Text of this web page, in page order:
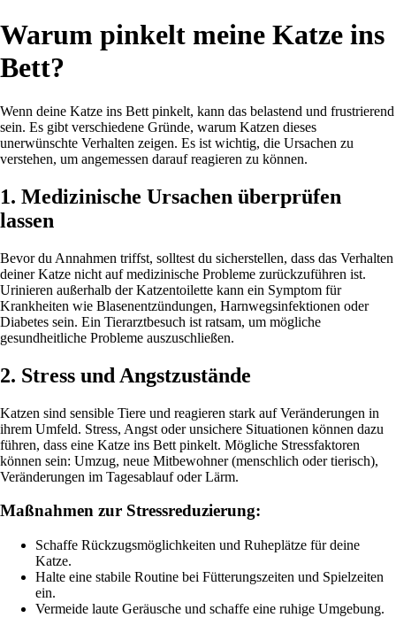
Warum pinkelt meine Katze ins
Bett?
Wenn deine Katze ins Bett pinkelt, kann das belastend und frustrierend
sein. Es gibt verschiedene Gründe, warum Katzen dieses
unerwünschte Verhalten zeigen. Es ist wichtig, die Ursachen zu
verstehen, um angemessen darauf reagieren zu können.
1. Medizinische Ursachen überprüfen
lassen
Bevor du Annahmen triffst, solltest du sicherstellen, dass das Verhalten
deiner Katze nicht auf medizinische Probleme zurückzuführen ist.
Urinieren außerhalb der Katzentoilette kann ein Symptom für
Krankheiten wie Blasenentzündungen, Harnwegsinfektionen oder
Diabetes sein. Ein Tierarztbesuch ist ratsam, um mögliche
gesundheitliche Probleme auszuschließen.
2. Stress und Angstzustände
Katzen sind sensible Tiere und reagieren stark auf Veränderungen in
ihrem Umfeld. Stress, Angst oder unsichere Situationen können dazu
führen, dass eine Katze ins Bett pinkelt. Mögliche Stressfaktoren
können sein: Umzug, neue Mitbewohner (menschlich oder tierisch),
Veränderungen im Tagesablauf oder Lärm.
Maßnahmen zur Stressreduzierung:
Schaffe Rückzugsmöglichkeiten und Ruheplätze für deine
Katze.
Halte eine stabile Routine bei Fütterungszeiten und Spielzeiten
ein.
Vermeide laute Geräusche und schaffe eine ruhige Umgebung.